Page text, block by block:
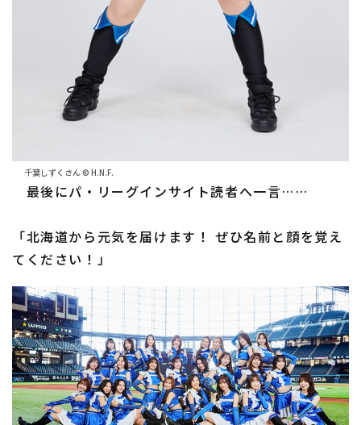
千葉しずくさん © H.N.F.
最後にパ・リーグインサイト読者へ一言……
「北海道から元気を届けます！ ぜひ名前と顔を覚え
てください！」